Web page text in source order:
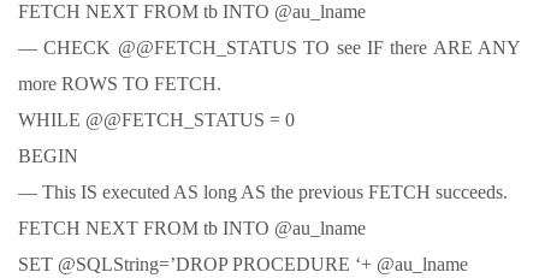
FETCH NEXT FROM tb INTO @au_lname
— CHECK @@FETCH_STATUS TO see IF there ARE ANY
more ROWS TO FETCH.
WHILE @@FETCH_STATUS = 0
BEGIN
— This IS executed AS long AS the previous FETCH succeeds.
FETCH NEXT FROM tb INTO @au_lname
SET @SQLString=’DROP PROCEDURE ‘+ @au_lname